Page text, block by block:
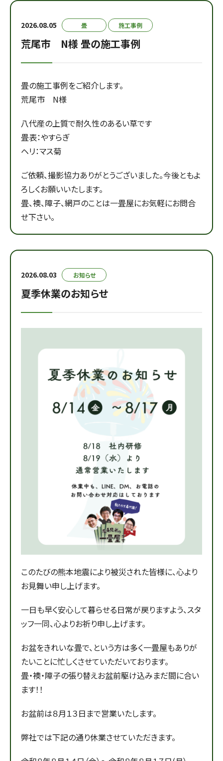
2026.08.05 畳 施工事例
荒尾市 N様 畳の施工事例
畳の施工事例をご紹介します。
荒尾市 N様
八代産の上質で耐久性のあるい草です
畳表：やすらぎ
ヘリ：マス菊
ご依頼、撮影協力ありがとうございました。今後ともよ
ろしくお願いいたします。
畳、襖、障子、網戸のことは一畳屋にお気軽にお問合
せ下さい。
2026.08.03 お知らせ
夏季休業のお知らせ
このたびの熊本地震により被災された皆様に、心より
お見舞い申し上げます。
一日も早く安心して暮らせる日常が戻りますよう、スタ
ッフ一同、心よりお祈り申し上げます。
お盆をきれいな畳で、という方は多く一畳屋もありが
たいことに忙しくさせていただいております。
畳・襖・障子の張り替えお盆前駆け込みまだ間に合い
ます！！
お盆前は８月１３日まで営業いたします。
弊社では下記の通り休業させていただきます。